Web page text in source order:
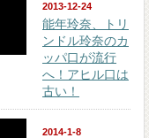
2013-12-24
能年玲奈、トリ
ンドル玲奈のカ
ッパ口が流行
へ！アヒル口は
古い！
2014-1-8